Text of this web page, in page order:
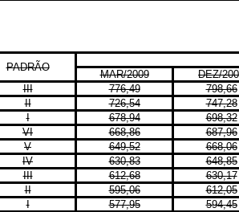
PADRÃO
MAR/2009 DEZ/
III 776,49
798,66
II
726,54
747,28
I
678,94 698,32
VI 668,86
687,96
V
649,52
668,06
IV
630,83
648,85
III
612,68
630,17
II
595,06
612,05
I
577,95 594,45